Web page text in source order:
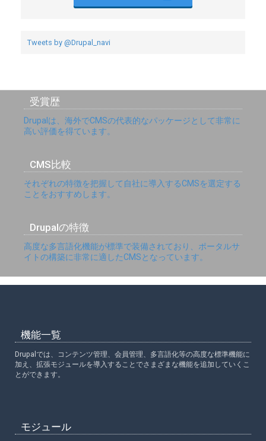
Tweets by @Drupal_navi
受賞歴
Drupalは、海外でCMSの代表的なパッケージとして非常に
高い評価を得ています。
CMS比較
それぞれの特徴を把握して自社に導入するCMSを選定する
ことをおすすめします。
Drupalの特徴
高度な多言語化機能が標準で装備されており、ポータルサ
イトの構築に非常に適したCMSとなっています。
機能一覧
Drupalでは、コンテンツ管理、会員管理、多言語化等の高度な標準機能に
加え、拡張モジュールを導入することでさまざまな機能を追加していくこ
とができます。
モジュール